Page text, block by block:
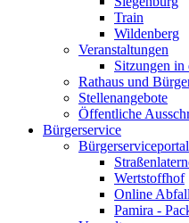
Train
Wildenberg
Veranstaltungen
Sitzungen in
Rathaus und
Stellenangebote
Öffentliche
Bürgerservice
Bürgerserviceportal
Wertstoffhof
Online Abfall
Pamira -